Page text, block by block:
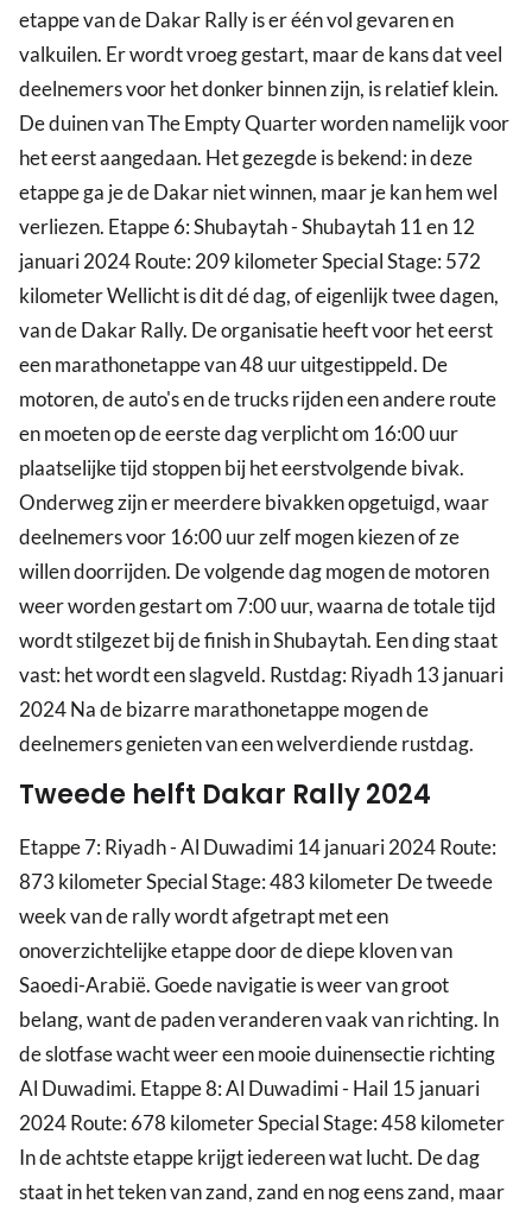
etappe van de Dakar Rally is er één vol gevaren en
valkuilen. Er wordt vroeg gestart, maar de kans dat veel
deelnemers voor het donker binnen zijn, is relatief klein.
De duinen van The Empty Quarter worden namelijk voor
het eerst aangedaan. Het gezegde is bekend: in deze
etappe ga je de Dakar niet winnen, maar je kan hem wel
verliezen. Etappe 6: Shubaytah - Shubaytah 11 en 12
januari 2024 Route: 209 kilometer Special Stage: 572
kilometer Wellicht is dit dé dag, of eigenlijk twee dagen,
van de Dakar Rally. De organisatie heeft voor het eerst
een marathonetappe van 48 uur uitgestippeld. De
motoren, de auto's en de trucks rijden een andere route
en moeten op de eerste dag verplicht om 16:00 uur
plaatselijke tijd stoppen bij het eerstvolgende bivak.
Onderweg zijn er meerdere bivakken opgetuigd, waar
deelnemers voor 16:00 uur zelf mogen kiezen of ze
willen doorrijden. De volgende dag mogen de motoren
weer worden gestart om 7:00 uur, waarna de totale tijd
wordt stilgezet bij de finish in Shubaytah. Een ding staat
vast: het wordt een slagveld. Rustdag: Riyadh 13 januari
2024 Na de bizarre marathonetappe mogen de
deelnemers genieten van een welverdiende rustdag.
Tweede helft Dakar Rally 2024
Etappe 7: Riyadh - Al Duwadimi 14 januari 2024 Route:
873 kilometer Special Stage: 483 kilometer De tweede
week van de rally wordt afgetrapt met een
onoverzichtelijke etappe door de diepe kloven van
Saoedi-Arabië. Goede navigatie is weer van groot
belang, want de paden veranderen vaak van richting. In
de slotfase wacht weer een mooie duinensectie richting
Al Duwadimi. Etappe 8: Al Duwadimi - Hail 15 januari
2024 Route: 678 kilometer Special Stage: 458 kilometer
In de achtste etappe krijgt iedereen wat lucht. De dag
staat in het teken van zand, zand en nog eens zand, maar